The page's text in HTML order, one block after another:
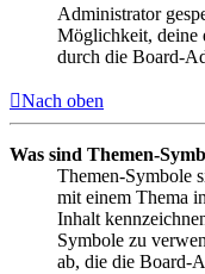
Administrator
Möglichkeit, deine
durch die Board-
Nach oben
Was sind Themen-
Themen-Symbole
mit einem Thema
Inhalt
Symbole zu
ab, die die Board-